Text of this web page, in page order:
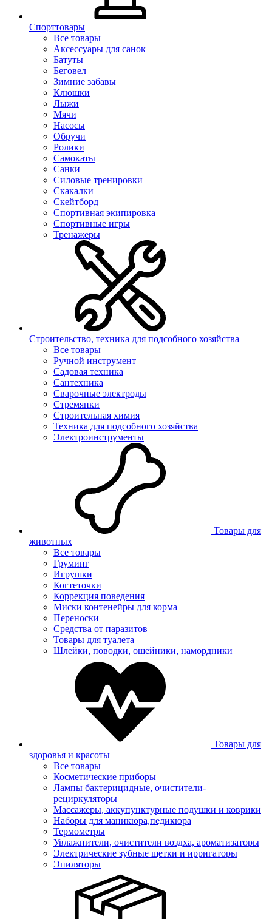
Спорттовары
Все товары
Аксессуары для санок
Батуты
Беговел
Зимние забавы
Клюшки
Лыжи
Мячи
Насосы
Обручи
Ролики
Самокаты
Санки
Силовые тренировки
Скакалки
Скейтборд
Спортивная экипировка
Спортивные игры
Тренажеры
Строительство, техника для подсобного хозяйства
Все товары
Ручной инструмент
Садовая техника
Сантехника
Сварочные электроды
Стремянки
Строительная химия
Техника для подсобного хозяйства
Электроинструменты
Товары для
животных
Все товары
Груминг
Игрушки
Когтеточки
Коррекция поведения
Миски контенейры для корма
Переноски
Средства от паразитов
Товары для туалета
Шлейки, поводки, ошейники, намордники
Товары для
здоровья и красоты
Все товары
Косметические приборы
Лампы бактерицидные, очистители-
рециркуляторы
Массажеры, аккупунктурные подушки и коврики
Наборы для маникюра,педикюра
Термометры
Увлажнители, очистители воздха, ароматизаторы
Электрические зубные щетки и ирригаторы
Эпиляторы